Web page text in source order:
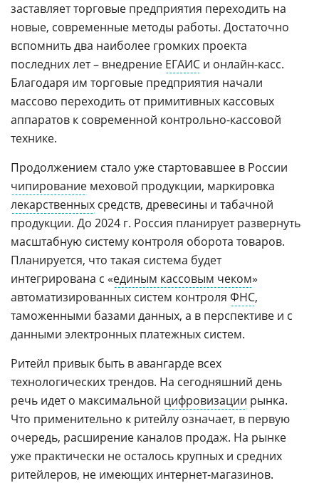
заставляет торговые предприятия переходить на
новые, современные методы работы. Достаточно
вспомнить два наиболее громких проекта
последних лет – внедрение ЕГАИС и онлайн-касс.
Благодаря им торговые предприятия начали
массово переходить от примитивных кассовых
аппаратов к современной контрольно-кассовой
технике.
Продолжением стало уже стартовавшее в России
чипирование меховой продукции, маркировка
лекарственных средств, древесины и табачной
продукции. До 2024 г. Россия планирует развернуть
масштабную систему контроля оборота товаров.
Планируется, что такая система будет
интегрирована с «единым кассовым чеком»
автоматизированных систем контроля ФНС,
таможенными базами данных, а в перспективе и с
данными электронных платежных систем.
Ритейл привык быть в авангарде всех
технологических трендов. На сегодняшний день
речь идет о максимальной цифровизации рынка.
Что применительно к ритейлу означает, в первую
очередь, расширение каналов продаж. На рынке
уже практически не осталось крупных и средних
ритейлеров, не имеющих интернет-магазинов.